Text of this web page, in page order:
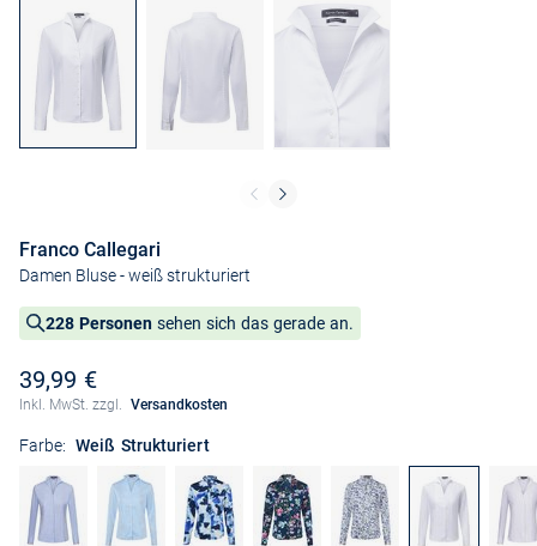
Franco Callegari
Damen Bluse- weiß strukturiert
228 Personen sehen sich das gerade an.
39,99 €
Inkl. MwSt. zzgl. Versandkosten
Farbe: Weiß Strukturiert